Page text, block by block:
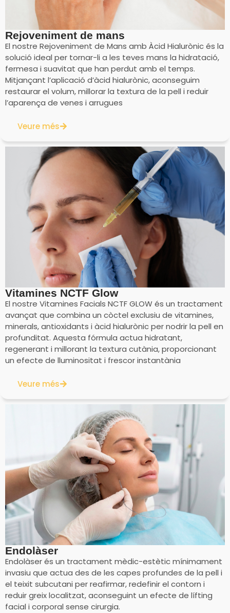
Rejoveniment de mans
El nostre Rejoveniment de Mans amb Àcid Hialurònic és la
solució ideal per tornar-li a les teves mans la hidratació,
fermesa i suavitat que han perdut amb el temps.
Mitjançant l’aplicació d’àcid hialurònic, aconseguim
restaurar el volum, millorar la textura de la pell i reduir
l’aparença de venes i arrugues
Veure més
Vitamines NCTF Glow
El nostre Vitamines Facials NCTF GLOW és un tractament
avançat que combina un còctel exclusiu de vitamines,
minerals, antioxidants i àcid hialurònic per nodrir la pell en
profunditat. Aquesta fórmula actua hidratant,
regenerant i millorant la textura cutània, proporcionant
un efecte de lluminositat i frescor instantània
Veure més
Endolàser
Endolàser és un tractament mèdic-estètic mínimament
invasiu que actua des de les capes profundes de la pell i
el teixit subcutani per reafirmar, redefinir el contorn i
reduir greix localitzat, aconseguint un efecte de lífting
facial i corporal sense cirurgia.